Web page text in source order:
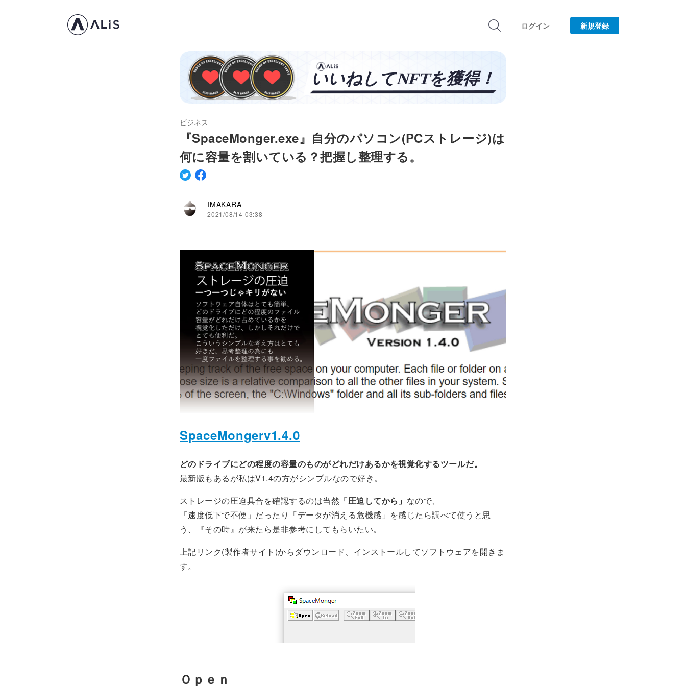
ログイン 新規登録
ビジネス
『SpaceMonger.exe』自分のパソコン(PCストレージ)は
何に容量を割いている？把握し整理する。
IMAKARA
2021/08/14 03:38
SpaceMongerv1.4.0
どのドライブにどの程度の容量のものがどれだけあるかを視覚化するツールだ。
最新版もあるが私はV1.4の方がシンプルなので好き。
ストレージの圧迫具合を確認するのは当然 「圧迫してから」 なので、
「速度低下で不便」だったり「データが消える危機感」を感じたら調べて使うと思
う、『その時』が来たら是非参考にしてもらいたい。
上記リンク(製作者サイト)からダウンロード、インストールしてソフトウェアを開きま
す。
Ｏｐｅｎ